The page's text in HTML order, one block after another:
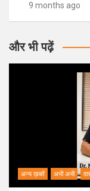
9 months ago
और भी पढ़ें
अन्य ख़बरें अभी अभी